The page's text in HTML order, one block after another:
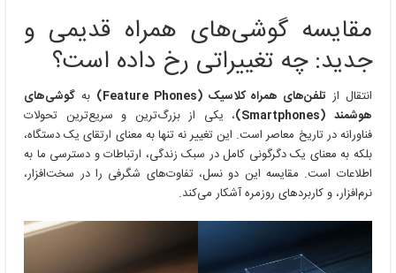
گوشی‌های
همراه
و
جدید
مقایسه گوشی‌های همراه قدیمی و
جدید: چه تغییراتی رخ داده است؟
انتقال از تلفن‌های همراه کلاسیک (Feature Phones) به گوشی‌های
هوشمند (Smartphones)
، یکی از بزرگ‌ترین و سریع‌ترین تحولات
فناورانه در تاریخ معاصر است. این تغییر نه تنها به معنای ارتقای یک دستگاه،
بلکه به معنای یک دگرگونی کامل در سبک زندگی، ارتباطات و دسترسی ما به
اطلاعات است. مقایسه این دو نسل، تفاوت‌های شگرفی را در سخت‌افزار،
نرم‌افزار، و کاربردهای روزمره آشکار می‌کند.